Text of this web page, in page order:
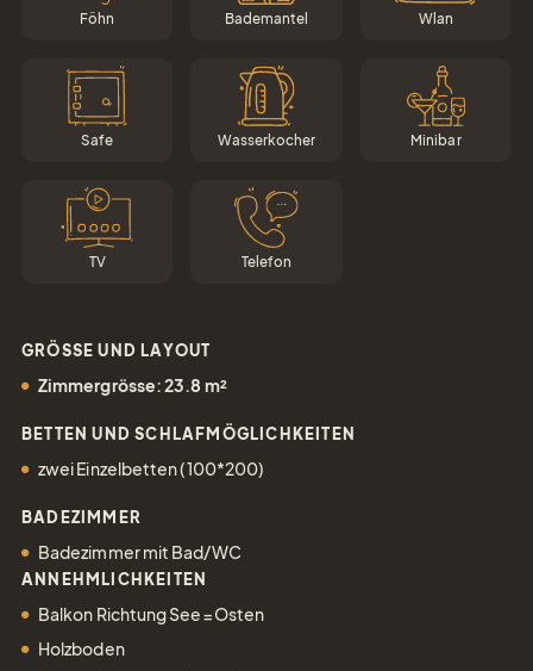
Föhn Bademantel Wlan
Safe Wasserkocher Minibar
TV Telefon
GRÖSSE UND LAYOUT
Zimmergrösse: 23.8 m²
BETTEN UND SCHLAFMÖGLICHKEITEN
zwei Einzelbetten (100*200)
BADEZIMMER
Badezimmer mit Bad/WC
ANNEHMLICHKEITEN
Balkon Richtung See=Osten
Holzboden